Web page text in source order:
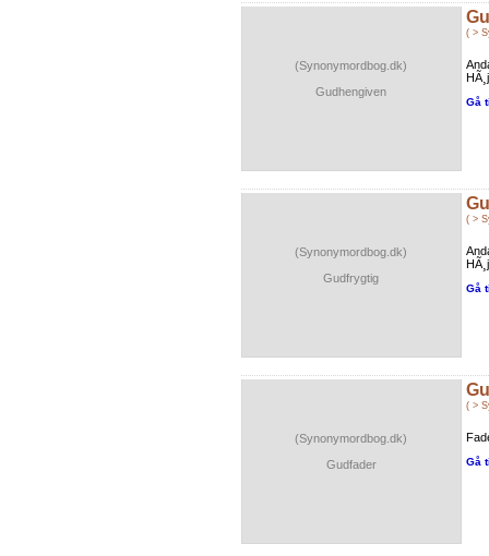
(Synonymordbog.dk)
Gudhengiven
( >
Gå
(Synonymordbog.dk)
Gudfrygtig
( >
Gå
(Synonymordbog.dk)
Gudfader
( >
Gå